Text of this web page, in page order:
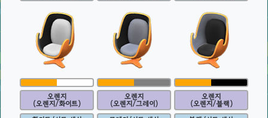
오렌지
(오렌지/화이트)
오렌지
(오렌지/그레이)
오렌지
(오렌지/블랙)